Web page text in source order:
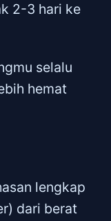
2-3 hari ke
selalu
hemat
lengkap
dari berat